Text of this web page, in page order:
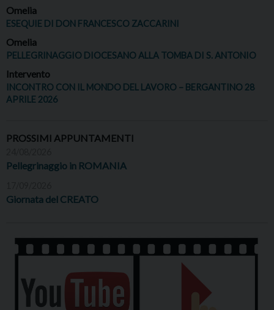
Omelia
ESEQUIE DI DON FRANCESCO ZACCARINI
Omelia
PELLEGRINAGGIO DIOCESANO ALLA TOMBA DI S. ANTONIO
Intervento
INCONTRO CON IL MONDO DEL LAVORO – BERGANTINO 28
APRILE 2026
PROSSIMI APPUNTAMENTI
Pellegrinaggio in ROMANIA
Giornata del CREATO